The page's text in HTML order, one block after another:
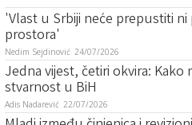
'Vlast u Srbiji neće prepustiti
prostora'
Nedim Sejdinović 24/07/2026
Jedna vijest, četiri okvira:
stvarnost u BiH
Adis Nadarević 22/07/2026